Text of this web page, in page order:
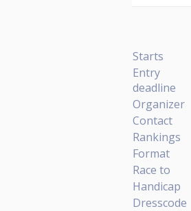
Starts
Entry
deadline
Organizer
Contact
Rankings
Format
Race to
Handicap
Dresscode